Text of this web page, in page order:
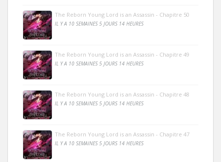
The Reborn Young Lord is an Assassin - Chapitre 50
IL Y A 10 SEMAINES 5 JOURS 14 HEURES
The Reborn Young Lord is an Assassin - Chapitre 49
IL Y A 10 SEMAINES 5 JOURS 14 HEURES
The Reborn Young Lord is an Assassin - Chapitre 48
IL Y A 10 SEMAINES 5 JOURS 14 HEURES
The Reborn Young Lord is an Assassin - Chapitre 47
IL Y A 10 SEMAINES 5 JOURS 14 HEURES